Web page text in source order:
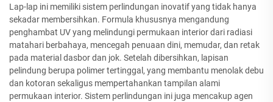
Lap-lap ini memiliki sistem perlindungan inovatif yang tidak hanya
sekadar membersihkan. Formula khususnya mengandung
penghambat UV yang melindungi permukaan interior dari radiasi
matahari berbahaya, mencegah penuaan dini, memudar, dan retak
pada material dasbor dan jok. Setelah dibersihkan, lapisan
pelindung berupa polimer tertinggal, yang membantu menolak debu
dan kotoran sekaligus mempertahankan tampilan alami
permukaan interior. Sistem perlindungan ini juga mencakup agen